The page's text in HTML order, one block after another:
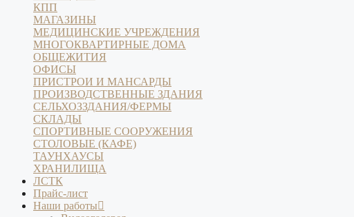
КПП
МАГАЗИНЫ
МЕДИЦИНСКИЕ УЧРЕЖДЕНИЯ
МНОГОКВАРТИРНЫЕ ДОМА
ОБЩЕЖИТИЯ
ОФИСЫ
ПРИСТРОИ И МАНСАРДЫ
ПРОИЗВОДСТВЕННЫЕ ЗДАНИЯ
СЕЛЬХОЗЗДАНИЯ/ФЕРМЫ
СКЛАДЫ
СПОРТИВНЫЕ СООРУЖЕНИЯ
СТОЛОВЫЕ (КАФЕ)
ТАУНХАУСЫ
ХРАНИЛИЩА
ЛСТК
Прайс-лист
Наши работы